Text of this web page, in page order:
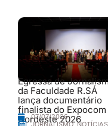
Egressa de
da Faculdade R.SÁ
lança documentário
finalista do Expocom
Nordeste 2026
07/07/2026
JORNALISMO,NOTÍCIAS